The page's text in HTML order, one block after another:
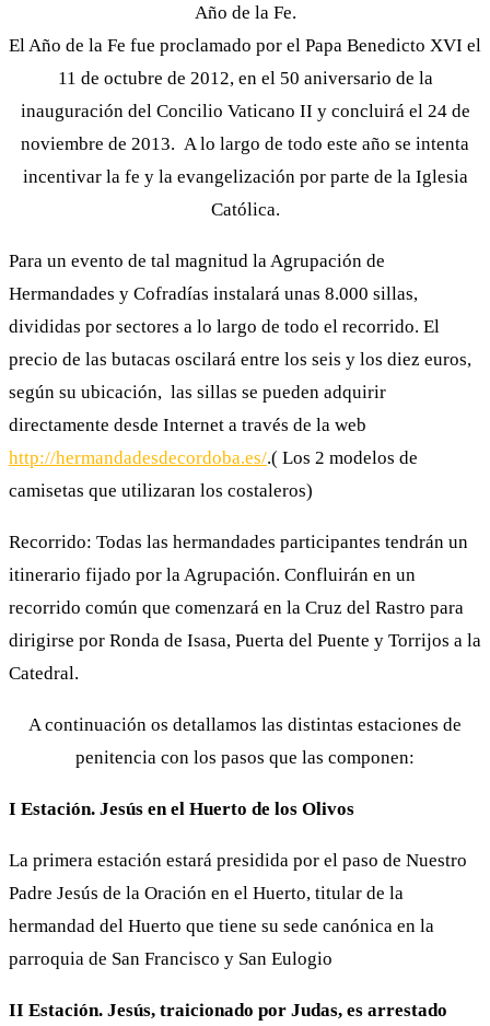
Año de la Fe.
El Año de la Fe fue proclamado por el Papa Benedicto XVI el
11 de octubre de 2012, en el 50 aniversario de la
inauguración del Concilio Vaticano II y concluirá el 24 de
noviembre de 2013. A lo largo de todo este año se intenta
incentivar la fe y la evangelización por parte de la Iglesia
Católica.
Para un evento de tal magnitud la Agrupación de
Hermandades y Cofradías instalará unas 8.000 sillas,
divididas por sectores a lo largo de todo el recorrido. El
precio de las butacas oscilará entre los seis y los diez euros,
según su ubicación, las sillas se pueden adquirir
directamente desde Internet a través de la web
http://hermandadesdecordoba.es/.( Los 2 modelos de
camisetas que utilizaran los costaleros)
Recorrido: Todas las hermandades participantes tendrán un
itinerario fijado por la Agrupación. Confluirán en un
recorrido común que comenzará en la Cruz del Rastro para
dirigirse por Ronda de Isasa, Puerta del Puente y Torrijos a la
Catedral.
A continuación os detallamos las distintas estaciones de
penitencia con los pasos que las componen:
I Estación. Jesús en el Huerto de los Olivos
La primera estación estará presidida por el paso de Nuestro
Padre Jesús de la Oración en el Huerto, titular de la
hermandad del Huerto que tiene su sede canónica en la
parroquia de San Francisco y San Eulogio
II Estación. Jesús, traicionado por Judas, es arrestado